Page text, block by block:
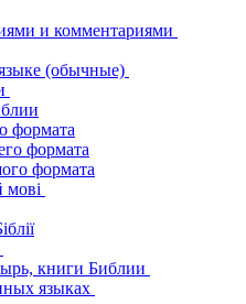
и комментариями
(обычные)
формата
формата
формата
мові
книги Библии
языках